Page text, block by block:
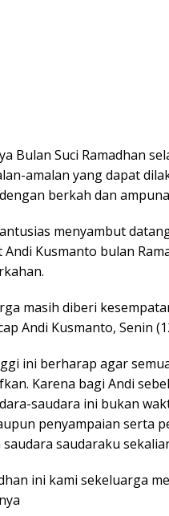
Bulan Suci Ramadhan
amalan yang dapat
berkah dan
menyambut
Kusmanto bulan
masih diberi
Andi Kusmanto, Senin
ini berharap agar
Karena bagi Andi
saudara ini bukan
penyampaian serta
saudaraku
ini kami sekeluarga